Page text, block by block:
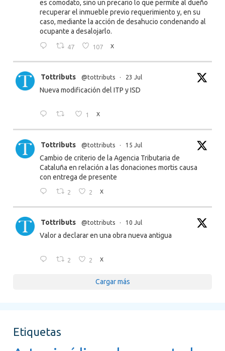
es comodato, sino un precario lo que permite al dueño
recuperar el inmueble previo requerimiento y, en su
caso, mediante la acción de desahucio condenando al
ocupante a desalojarlo.
47 107 X
Tottributs @tottributs · 23 Jul
Nueva modificación del ITP y ISD
1 X
Tottributs @tottributs · 15 Jul
Cambio de criterio de la Agencia Tributaria de
Cataluña en relación a las donaciones mortis causa
con entrega de presente
2 2 X
Tottributs @tottributs · 10 Jul
Valor a declarar en una obra nueva antigua
2 2 X
Cargar más
Etiquetas